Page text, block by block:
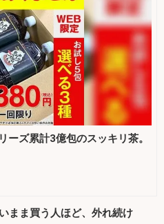
ズ累計3億包のスッキリ茶。
まま買う人ほど、外れ続け